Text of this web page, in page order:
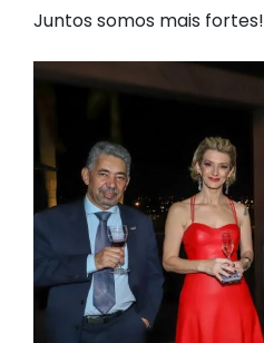
Juntos somos mais fortes!